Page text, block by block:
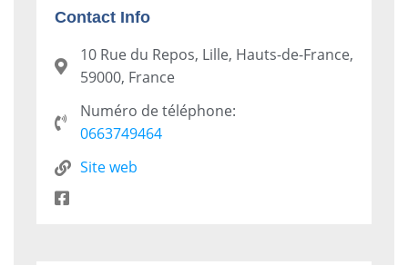
Contact Info
10 Rue du Repos, Lille, Hauts-de-France,
59000, France
Numéro de téléphone:
0663749464
Site web